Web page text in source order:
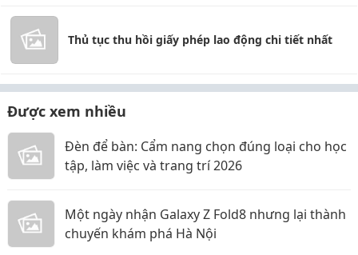
Thủ tục thu hồi giấy phép lao động chi tiết nhất
Được xem nhiều
Đèn để bàn: Cẩm nang chọn đúng loại cho học
tập, làm việc và trang trí 2026
Một ngày nhận Galaxy Z Fold8 nhưng lại thành
chuyến khám phá Hà Nội